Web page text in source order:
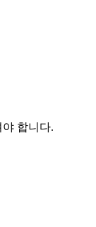
합니다.